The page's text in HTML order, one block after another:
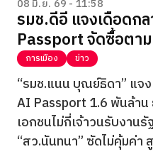
ENTERTAINMENT
LIFESTYLE
HOROSCOPE
LOTTERY
VIDEO
ร่วมด้วยช่วยกัน
08 มิ.ย. 69 - 11:58
รมช.ดีอี แจงเดือดก
Passport จัดซื้อตา
การเมือง ข่าว
“รมช.แนน บุณย์ธิดา” แจ
AI Passport 1.6 พันล้า
เอกชนไม่กี่เจ้าวนรับงาน
“สว.นันทนา” ซัดไม่คุ้มค่